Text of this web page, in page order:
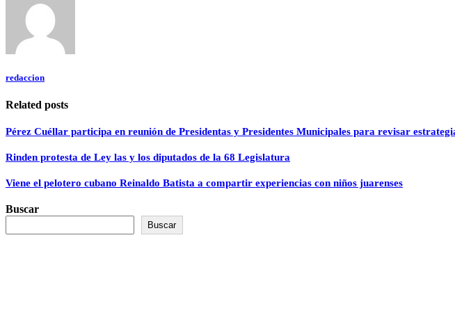
redaccion
Related posts
Pérez Cuéllar participa en reunión de Presidentas y Presidentes Municipales para revisar
Rinden protesta de Ley las y los diputados de la 68 Legislatura
Viene el pelotero cubano Reinaldo Batista a compartir experiencias con niños juarenses
Buscar
Buscar